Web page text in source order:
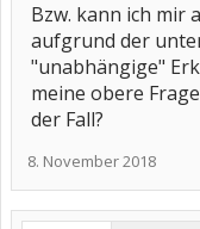
Bzw. kann ich mir
aufgrund der
"unabhängige"
meine obere
der Fall?
8. November 2018